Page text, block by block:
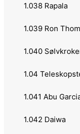
Flatnose
Perch
1.038 Rapala
1.039 Ron
1.040
1.04
1.041 Abu
1.042 Daiwa